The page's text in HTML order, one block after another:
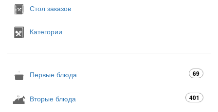
Стол заказов
Категории
Первые блюда 69
Вторые блюда 401